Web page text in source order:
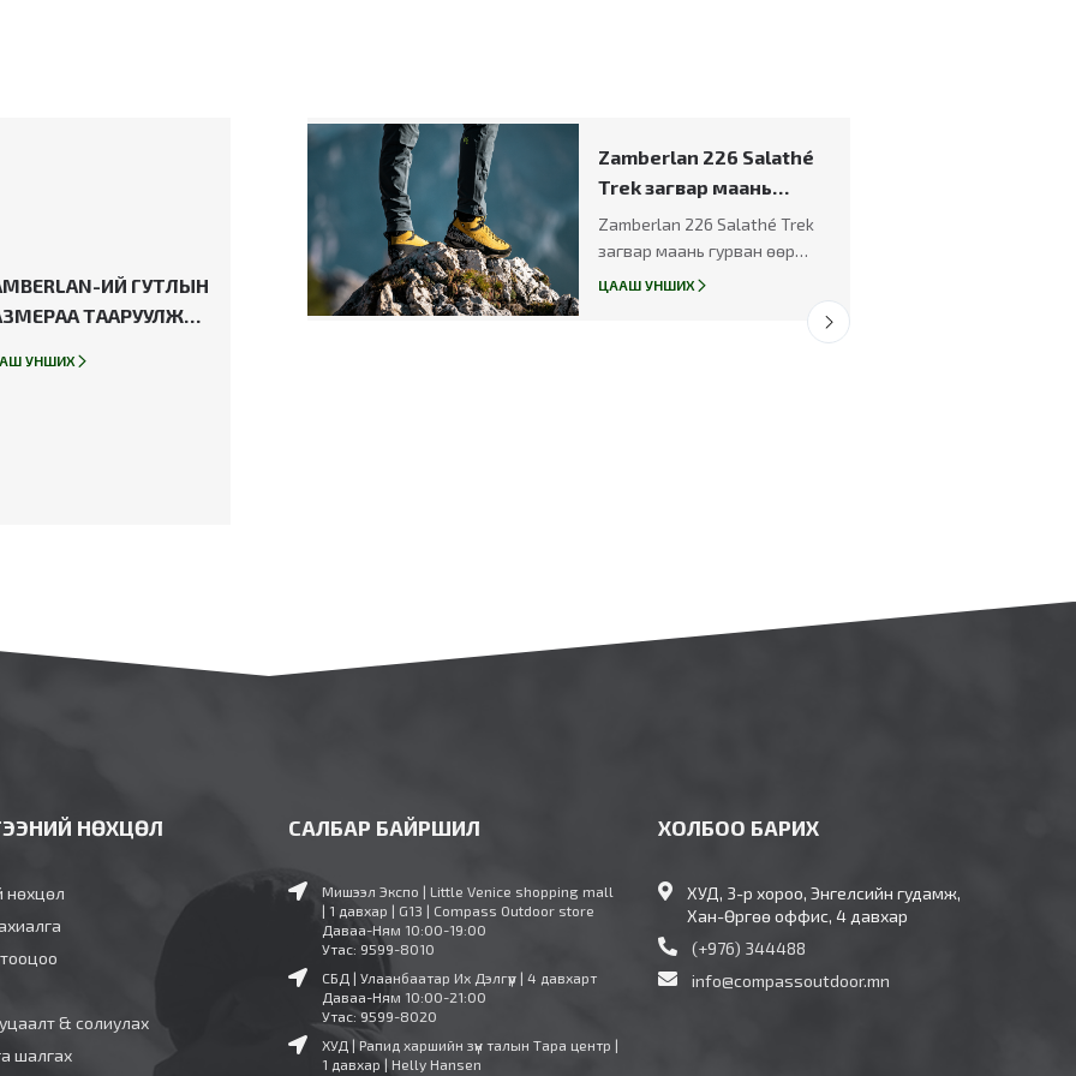
ИЙ ГУТЛЫН
ТААРУУЛЖ
УНШИХ
Zamberlan 226 Salathé
Trek загвар маань
гурван өөр улсын
хэвлэлээс "ШИЛДЭГ"
шагналыг авлаа.
Zamberlan 226 Salathé Trek
загвар маань гурван өөр
улсын хэвлэлээс "ШИЛДЭГ"
ЦААШ УНШИХ
НӨХЦӨЛ
нөхцөл
& солиулах
шалгах
САЛБАР БАЙРШИЛ
Мишээл Экспо | Little Venice shopping mall
| 1 давхар | G13 | Compass Outdoor store
Даваа-Ням 10:00-19:00
Утас: 9599-8010
СБД | Улаанбаатар Их Дэлгүүр | 4 давхарт
Даваа-Ням 10:00-21:00
Утас: 9599-8020
ХУД | Рапид харшийн зүүн талын Тара центр |
1 давхар | Helly Hansen
ХОЛБОО БАРИХ
ХУД, 3-р хороо, Энгелсийн гудамж,
Хан-Өргөө оффис, 4 давхар
(+976) 344488
info@compassoutdoor.mn